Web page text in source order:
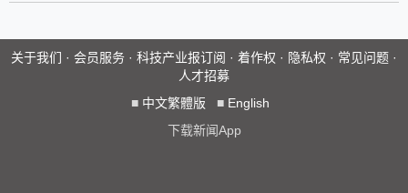
关于我们 · 会员服务 · 科技产业报订阅 · 着作权 · 隐私权 · 常见问题 ·
人才招募
■ 中文繁體版 ■ English
下载新闻App